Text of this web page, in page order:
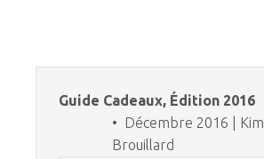
Guide Cadeaux, Édition 2016
• Décembre 2016 | Kim
Brouillard